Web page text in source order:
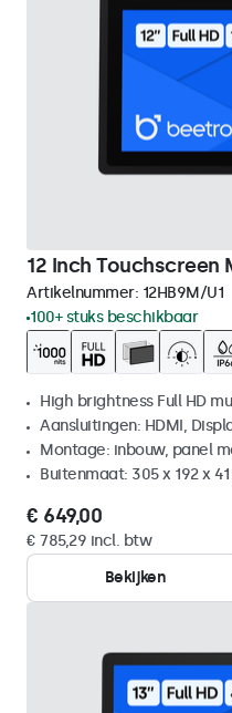
12 Inch
Artikelnummer: 12HB9M/U1
100+ stuks beschikbaar
High brightness Full HD
Aansluitingen: HDMI,
Montage: inbouw, panel
Buitenmaat: 305 x 192 x
€ 649,00
€ 785,29 incl. btw
Bekijken